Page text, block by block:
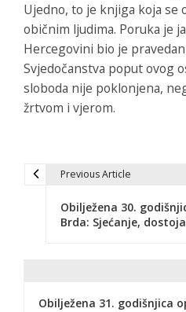
Ujedno, to je knjiga koja se
običnim ljudima. Poruka je
Hercegovini bio je
Svjedočanstva poput ovog
sloboda nije poklonjena,
žrtvom i vjerom.
Previous Article
Obilježena 30.
Brda: Sjećanje,
Obilježena 31. godišnjica